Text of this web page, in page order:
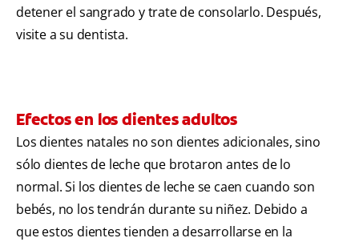
detener el sangrado y trate de consolarlo. Después,
visite a su dentista.
Efectos en los dientes adultos
Los dientes natales no son dientes adicionales, sino
sólo dientes de leche que brotaron antes de lo
normal. Si los dientes de leche se caen cuando son
bebés, no los tendrán durante su niñez. Debido a
que estos dientes tienden a desarrollarse en la